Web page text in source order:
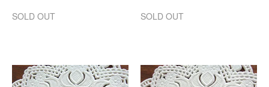
SOLD OUT
SOLD OUT